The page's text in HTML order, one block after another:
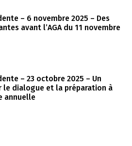
– 6 novembre 2025 – Des
avant l’AGA du 11 novembre
– 23 octobre 2025 – Un
le dialogue et la préparation à
annuelle